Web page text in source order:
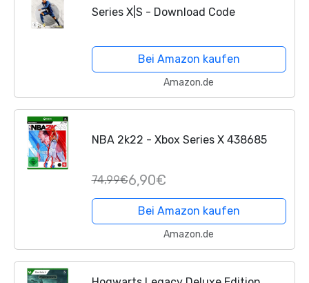
Series X|S - Download Code
Bei Amazon kaufen
Amazon.de
NBA 2k22 - Xbox Series X 438685
74,99€6,90€
Bei Amazon kaufen
Amazon.de